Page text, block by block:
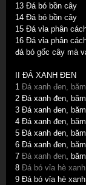
13 Đá bó bồn
14 Đá bó bồn cây
15 Đá vỉa phân
16 Đá vỉa phân
đá bó gốc cây mà
II ĐÁ XANH ĐEN
1 Đá xanh đen,
2 Đá xanh đen,
3 Đá xanh đen,
4 Đá xanh đen,
5 Đá xanh đen,
6 Đá xanh đen,
7 Đá xanh đen ,
8 Đá bó vỉa hè
9 Đá bó vỉa hè